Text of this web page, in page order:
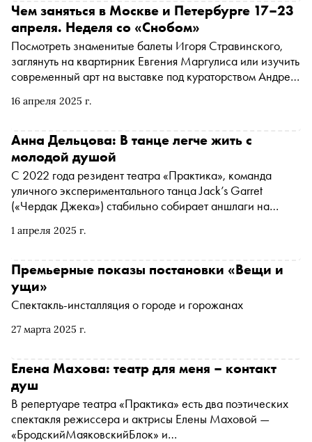
16 апреля 2025 г.
Чем заняться в Москве и Петербурге 17–23
апреля. Неделя со «Снобом»
Посмотреть знаменитые балеты Игоря Стравинского,
заглянуть на квартирник Евгения Маргулиса или изучить
современный арт на выставке под кураторством Андрея
сходить на ближайшей неделе
1 апреля 2025 г.
Анна Дельцова: В танце легче жить с
молодой душой
С 2022 года резидент театра «Практика», команда
уличного экспериментального танца Jack’s Garret
(«Чердак Джека») стабильно собирает аншлаги на
примечательное, поскольку современный танец обычно
частью театра, а большой успех у широкой публики, тем
более в жанре эксперимента и стритдэнса, — редкое и
значимое событие. В интервью «Снобу» хореограф
команды Анна Дельцова рассказала, как уличные
танцовщики смогли завоевать сердца столичных
27 марта 2025 г.
Премьерные показы постановки «Вещи и
ущи»
Спектакль-инсталляция о городе и горожанах
Елена Махова: театр для меня – контакт
душ
В репертуаре театра «Практика» есть два поэтических
спектакля режиссера и актрисы Елены Маховой —
«БродскийМаяковскийБлок» и